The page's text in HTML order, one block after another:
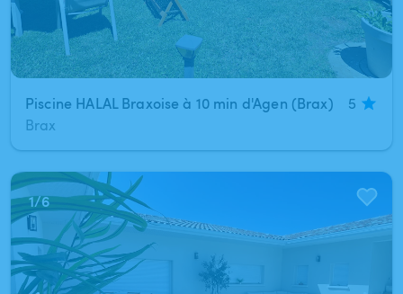
Piscine HALAL Braxoise à 10 min d'Agen (Brax)
5
Brax
1/6